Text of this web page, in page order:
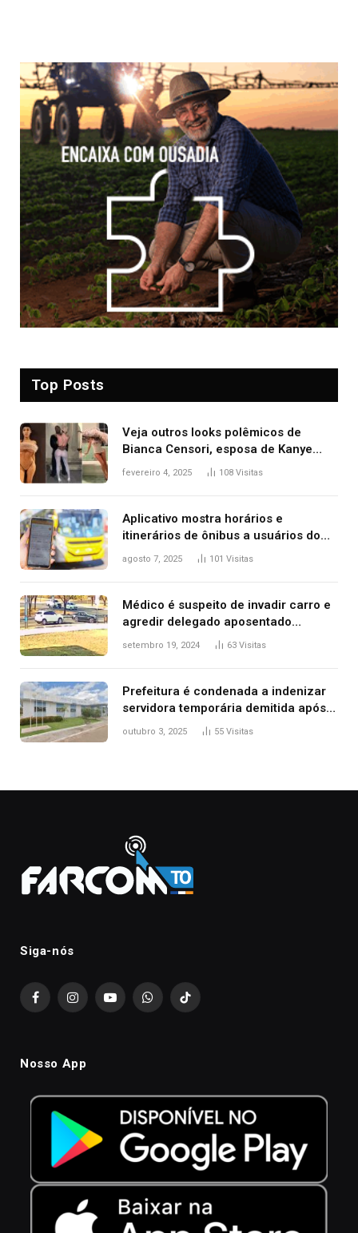
Top Posts
Veja outros looks polêmicos de
Bianca Censori, esposa de Kanye
West que apareceu nua no Grammy
fevereiro 4, 2025 108 Visitas
Aplicativo mostra horários e
itinerários de ônibus a usuários do
transporte público de Palmas; confira
agosto 7, 2025 101 Visitas
Médico é suspeito de invadir carro e
agredir delegado aposentado
durante confusão no trânsito
setembro 19, 2024 63 Visitas
Prefeitura é condenada a indenizar
servidora temporária demitida após
nascimento da filha
outubro 3, 2025 55 Visitas
Siga-nós
FacebookInstagramYouTubeWhatsAppTikTok
Nosso App